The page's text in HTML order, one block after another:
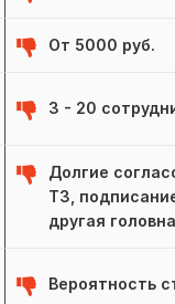
От 5000 руб.
3 - 20
Долгие
ТЗ,
другая
Вероятность